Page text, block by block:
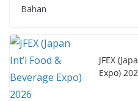
Bahan
JFEX
Expo)